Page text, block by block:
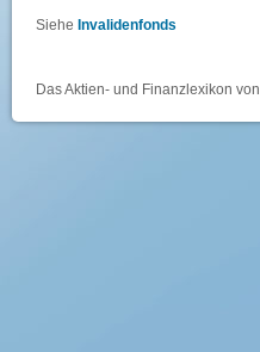
Siehe Invalidenfonds
Das Aktien- und Finanzlexikon